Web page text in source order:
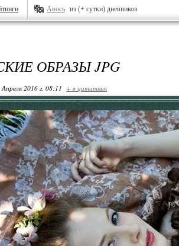
Авось из (+ сутки) дневников
ОБРАЗЫ JPG
2016 г. 08:11 + в цитатник